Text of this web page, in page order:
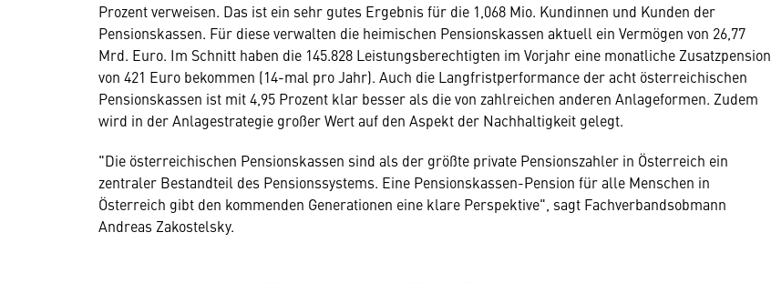
Prozent verweisen. Das ist ein sehr gutes Ergebnis für die 1,068 Mio. Kundinnen und Kunden der
Pensionskassen. Für diese verwalten die heimischen Pensionskassen aktuell ein Vermögen von 26,77
Mrd. Euro. Im Schnitt haben die 145.828 Leistungsberechtigten im Vorjahr eine monatliche Zusatzpension
von 421 Euro bekommen (14-mal pro Jahr). Auch die Langfristperformance der acht österreichischen
Pensionskassen ist mit 4,95 Prozent klar besser als die von zahlreichen anderen Anlageformen. Zudem
wird in der Anlagestrategie großer Wert auf den Aspekt der Nachhaltigkeit gelegt.
"Die österreichischen Pensionskassen sind als der größte private Pensionszahler in Österreich ein
zentraler Bestandteil des Pensionssystems. Eine Pensionskassen-Pension für alle Menschen in
Österreich gibt den kommenden Generationen eine klare Perspektive", sagt Fachverbandsobmann
Andreas Zakostelsky.